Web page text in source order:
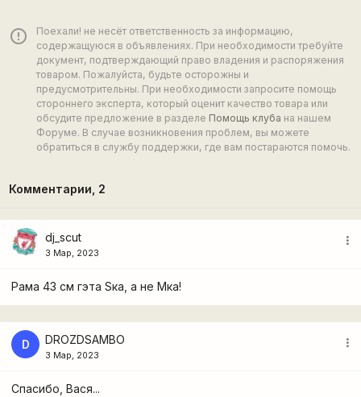
error_outline
Поехали! не несёт ответственность за информацию,
содержащуюся в объявлениях. При необходимости требуйте
документ, подтверждающий право владения и распоряжения
товаром. Пожалуйста, будьте осторожны и
предусмотрительны. При необходимости запросите помощь
стороннего эксперта, который оценит качество товара или
обсудите предложение в разделе Помощь клуба на нашем
Форуме. В случае возникновения проблем, вы можете
обратиться в службу поддержки, где вам постараются помочь.
Комментарии, 2
dj_scut
3 Мар, 2023
more_vert
Рама 43 см гэта Sка, а не Mка!
D DROZDSAMBO
3 Мар, 2023
more_vert
Спасибо, Вася...